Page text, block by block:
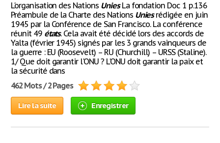
L'organisation des Nations UniesLa fondation Doc 1 p.136
Préambule de la Charte des Nations Uniesrédigée en juin
1945 par la Conférence de San Francisco. La conférence
réunit 49 états. Cela avait été décidé lors des accords de
Yalta (février 1945) signés par les 3 grands vainqueurs de
la guerre : EU (Roosevelt) – RU (Churchill) – URSS (Staline).
1/ Que doit garantir l'ONU ? L'ONU doit garantir la paix et
la sécurité dans
462 Mots / 2 Pages
Lire la suite Enregistrer